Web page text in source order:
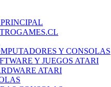
Y CONSOLAS
Y JUEGOS ATARI
ATARI